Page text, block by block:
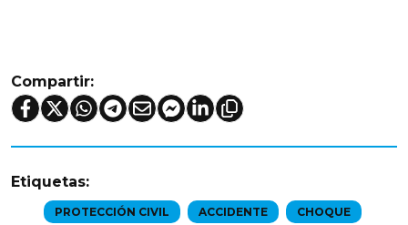
Compartir:
Etiquetas:
PROTECCIÓN CIVIL ACCIDENTE CHOQUE